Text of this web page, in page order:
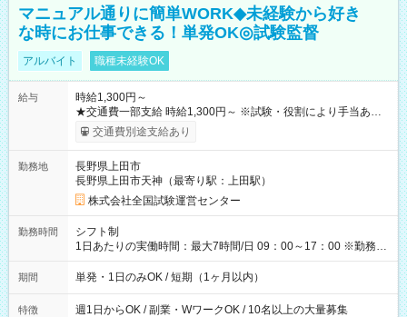
マニュアル通りに簡単WORK◆未経験から好き
な時にお仕事できる！単発OK◎試験監督
アルバイト 職種未経験OK
給与
時給1,300円～
★交通費一部支給 時給1,300円～ ※試験・役割により手当あり
※勤務回数により昇給あり 【即給（前払い）オプションあ
り！】 希望される場合、勤務から1週間ほどで給与の一部を受け
例】 ・河合塾模擬試験 8:30～17:30（休憩1時間） 時給1,300円
×8時間＝日収10,400円＋交通費 ※当日の役割により時給＋100
円の場合あり ・国家試験 7:00～13:30（休憩なし） 時給1,300
円（役割手当＋100円）×6時間＝日収8,400円＋交通費 【試用期
間】試用期間なし
交通費別途支給あり
勤務地
長野県上田市
長野県上田市天神（最寄り駅：上田駅）
株式会社全国試験運営センター
勤務時間
シフト制
1日あたりの実働時間：最大7時間/日 09：00～17：00 ※勤務時
間は 試験により異なります。
期間 単発・1日のみOK / 短期（1ヶ月以内）
特徴 週1日からOK / 副業・WワークOK / 10名以上の大量募集